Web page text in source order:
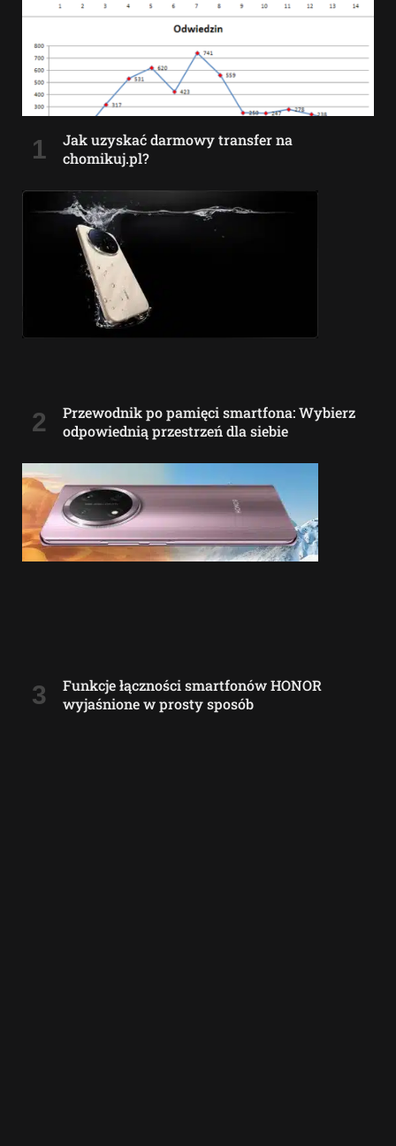
Jak uzyskać darmowy transfer na
chomikuj.pl?
Przewodnik po pamięci smartfona: Wybierz
odpowiednią przestrzeń dla siebie
Funkcje łączności smartfonów HONOR
wyjaśnione w prosty sposób